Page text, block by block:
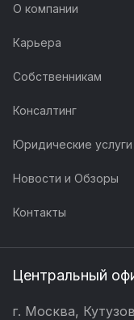
О компании
Карьера
Собственникам
Консалтинг
Юридические услуги
Новости и Обзоры
Контакты
Центральный
г. Москва,